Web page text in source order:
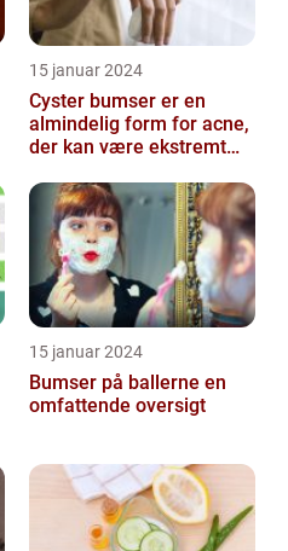
15 januar 2024
Cyster bumser er en
almindelig form for acne,
der kan være ekstremt
belastende for d...
15 januar 2024
Bumser på ballerne en
omfattende oversigt